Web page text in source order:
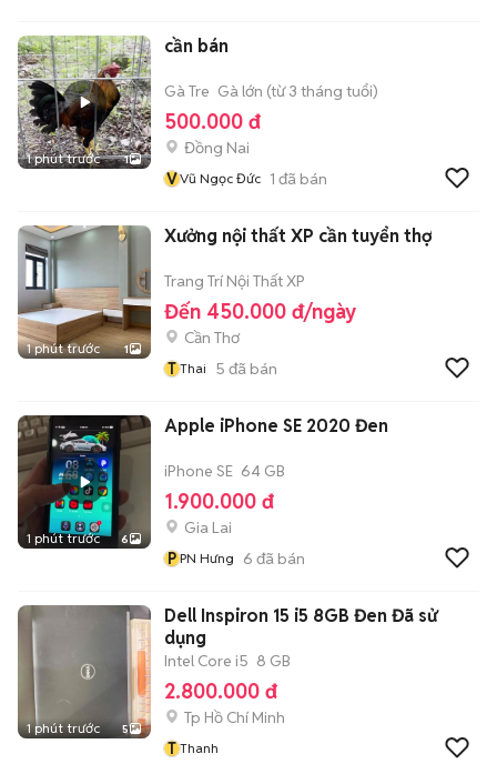
1 phút trước 1
cần bán
Gà Tre Gà lớn (từ 3 tháng tuổi)
500.000 đ
Đồng Nai
VVũ Ngọc Đức 1 đã bán
1 phút trước 1
Xưởng nội thất XP cần tuyển thợ
Trang Trí Nội Thất XP
Đến 450.000 đ/ngày
Cần Thơ
T Thai 5 đã bán
1 phút trước 6
Apple iPhone SE 2020 Đen
iPhone SE 64 GB
1.900.000 đ
Gia Lai
P PN Hưng 6 đã bán
1 phút trước 5
Dell Inspiron 15 i5 8GB Đen Đã sử
dụng
Intel Core i5 8 GB
2.800.000 đ
Tp Hồ Chí Minh
T Thanh